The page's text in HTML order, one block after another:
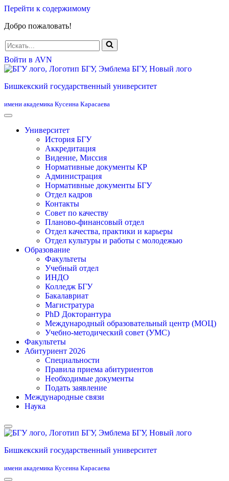
Перейти к содержимому
Добро пожаловать!
Искать...
Войти в AVN
Бишкекский государственный университет
имени академика Кусеина Карасаева
Университет
История БГУ
Аккредитация
Видение, Миссия
Нормативные документы КР
Администрация
Нормативные документы БГУ
Отдел кадров
Контакты
Совет по качеству
Планово-финансовый отдел
Отдел качества, практики и карьеры
Отдел культуры и работы с молодежью
Образование
Факультеты
Учебный отдел
ИНДО
Колледж БГУ
Бакалавриат
Магистратура
PhD Докторантура
Международный образовательный центр (МОЦ)
Учебно-методический совет (УМС)
Факультеты
Абитуриент 2026
Специальности
Правила приема абитуриентов
Необходимые документы
Подать заявление
Международные связи
Наука
Бишкекский государственный университет
имени академика Кусеина Карасаева